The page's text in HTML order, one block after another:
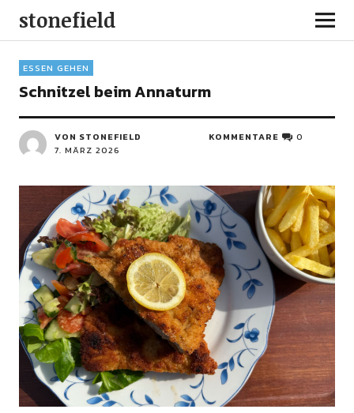
stonefield
ESSEN GEHEN
Schnitzel beim Annaturm
VON STONEFIELD
7. MÄRZ 2026
KOMMENTARE 0